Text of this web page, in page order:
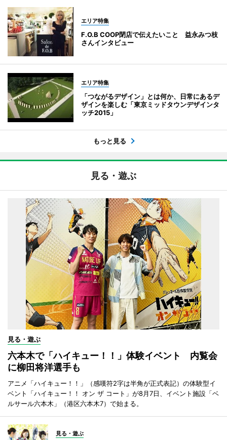
エリア特集
F.O.B COOP閉店で伝えたいこと 益永みつ枝
さんインタビュー
エリア特集
「つながるデザイン」とは何か、日常にあるデ
ザインを楽しむ「東京ミッドタウンデザインタ
ッチ2015」
もっと見る
見る・遊ぶ
見る・遊ぶ
六本木で「ハイキュー！！」体験イベント 内覧会
に柳田将洋選手も
アニメ「ハイキュー！！」（感嘆符2字は半角が正式表記）の体験型イ
ベント「ハイキュー！！ オン ザ コート」が8月7日、イベント施設「ベ
ルサール六本木」（港区六本木7）で始まる。
見る・遊ぶ